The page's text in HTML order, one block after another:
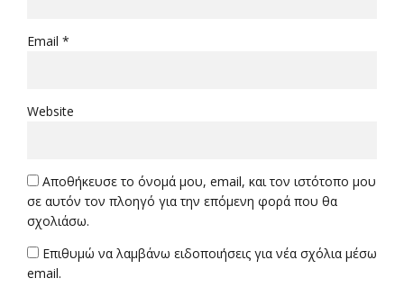
Email *
Website
Αποθήκευσε το όνομά μου, email, και τον ιστότοπο μου
σε αυτόν τον πλοηγό για την επόμενη φορά που θα
σχολιάσω.
Επιθυμώ να λαμβάνω ειδοποιήσεις για νέα σχόλια μέσω
email.